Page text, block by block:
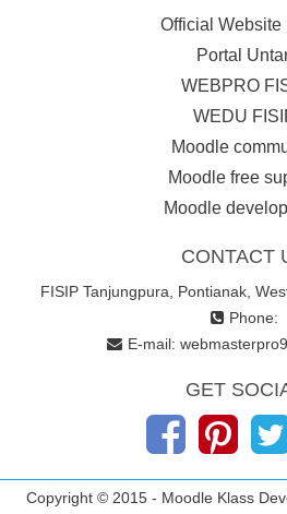
Official Website
Portal
WEBPRO
WEDU
Moodle
Moodle free
Moodle
CONTACT
FISIP Tanjungpura, Pontianak,
Phone:
E-mail:
GET
Copyright © 2015 - Moodle Klass